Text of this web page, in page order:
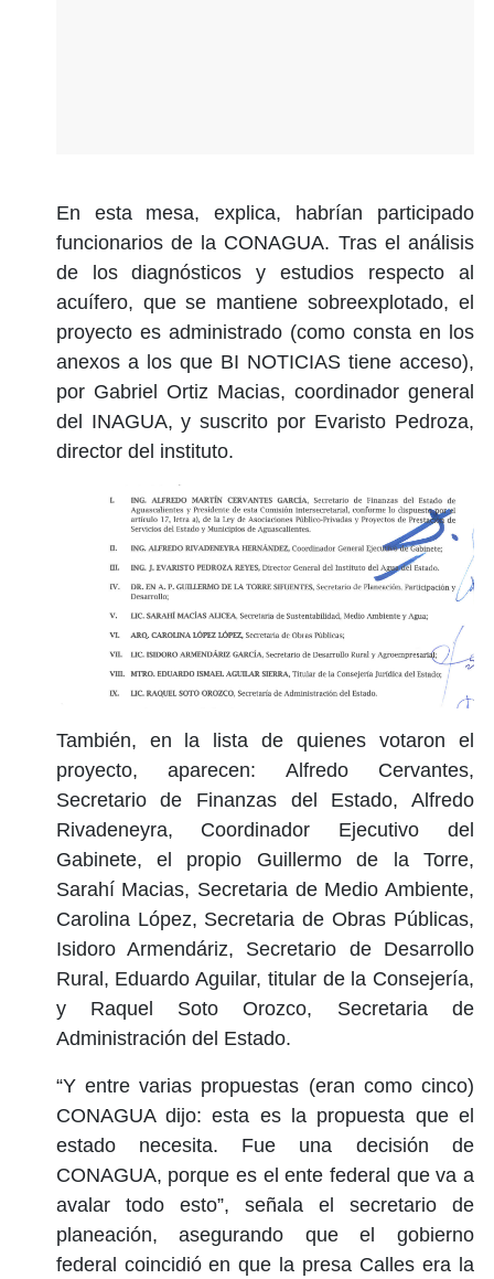
En esta mesa, explica, habrían participado
funcionarios de la CONAGUA. Tras el análisis
de los diagnósticos y estudios respecto al
acuífero, que se mantiene sobreexplotado, el
proyecto es administrado (como consta en los
anexos a los que BI NOTICIAS tiene acceso),
por Gabriel Ortiz Macias, coordinador general
del INAGUA, y suscrito por Evaristo Pedroza,
director del instituto.
También, en la lista de quienes votaron el
proyecto, aparecen: Alfredo Cervantes,
Secretario de Finanzas del Estado, Alfredo
Rivadeneyra, Coordinador Ejecutivo del
Gabinete, el propio Guillermo de la Torre,
Sarahí Macias, Secretaria de Medio Ambiente,
Carolina López, Secretaria de Obras Públicas,
Isidoro Armendáriz, Secretario de Desarrollo
Rural, Eduardo Aguilar, titular de la Consejería,
y Raquel Soto Orozco, Secretaria de
Administración del Estado.
“Y entre varias propuestas (eran como cinco)
CONAGUA dijo: esta es la propuesta que el
estado necesita. Fue una decisión de
CONAGUA, porque es el ente federal que va a
avalar todo esto”, señala el secretario de
planeación, asegurando que el gobierno
federal coincidió en que la presa Calles era la